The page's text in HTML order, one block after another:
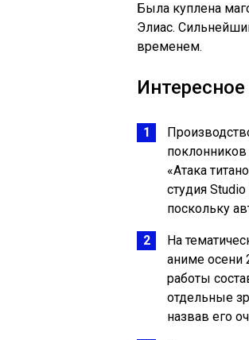
Была куплена
Элиас.
временем.
«Атака
студия
поскольку
На
аниме осени
работы
отдельные
назвав его